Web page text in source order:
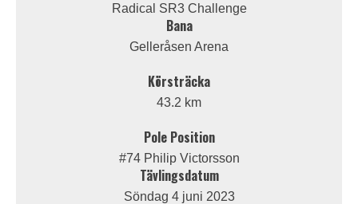
Radical SR3 Challenge
Bana
Gelleråsen Arena
Körsträcka
43.2 km
Pole Position
#74 Philip Victorsson
Tävlingsdatum
Söndag 4 juni 2023